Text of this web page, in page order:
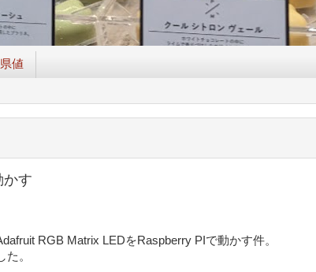
値
かす
RGB Matrix LEDをRaspberry PIで動かす件。
。